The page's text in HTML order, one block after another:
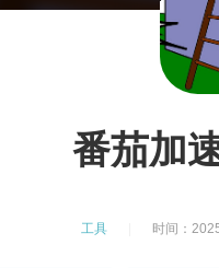
番茄加
工具 时间：